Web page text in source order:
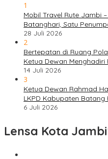
1
Mobil Travel Rute Jambi
Batanghari, Satu
28 Juli 2026
2
Bertepatan di Ruang
Ketua Dewan
14 Juli 2026
3
Ketua Dewan Rahmad
LKPD Kabupaten
6 Juli 2026
Lensa Kota Jambi